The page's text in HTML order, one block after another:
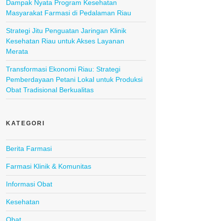
Dampak Nyata Program Kesehatan
Masyarakat Farmasi di Pedalaman Riau
Strategi Jitu Penguatan Jaringan Klinik
Kesehatan Riau untuk Akses Layanan
Merata
Transformasi Ekonomi Riau: Strategi
Pemberdayaan Petani Lokal untuk Produksi
Obat Tradisional Berkualitas
KATEGORI
Berita Farmasi
Farmasi Klinik & Komunitas
Informasi Obat
Kesehatan